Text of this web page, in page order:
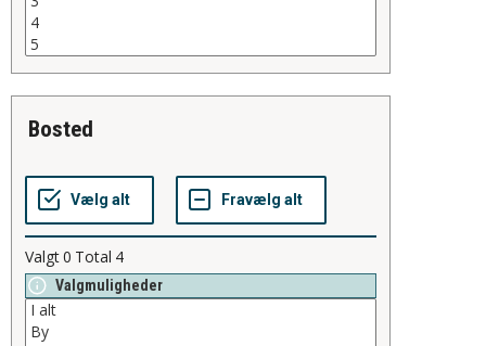
bosted
Valgt0 Total 4
Valgmuligheder